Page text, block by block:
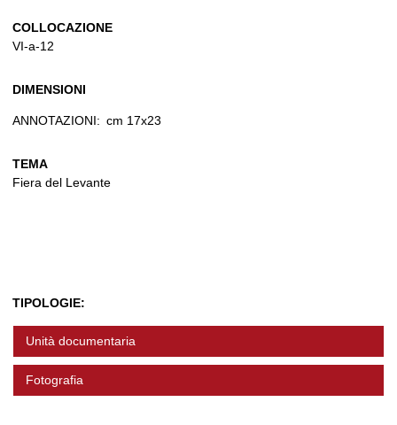
COLLOCAZIONE
VI-a-12
DIMENSIONI
ANNOTAZIONI: cm 17x23
TEMA
Fiera del Levante
TIPOLOGIE:
Unità documentaria
Fotografia